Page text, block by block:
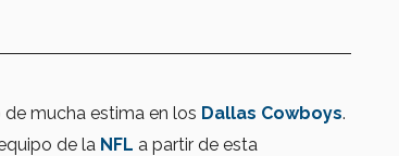
de mucha estima en los Dallas Cowboys.
de la NFL a partir de esta